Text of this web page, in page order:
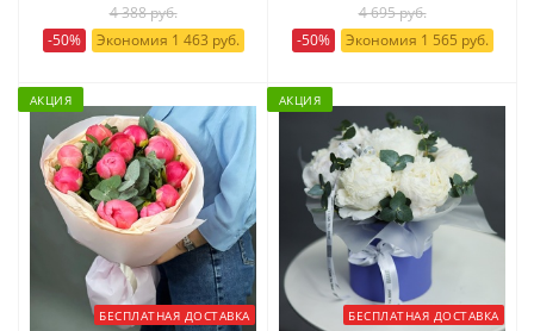
4 388 руб.
-50%
Экономия 1 463 руб.
4 695 руб.
-50%
Экономия 1 565 руб.
АКЦИЯ
БЕСПЛАТНАЯ ДОСТАВКА
АКЦИЯ
БЕСПЛАТНАЯ ДОСТАВКА